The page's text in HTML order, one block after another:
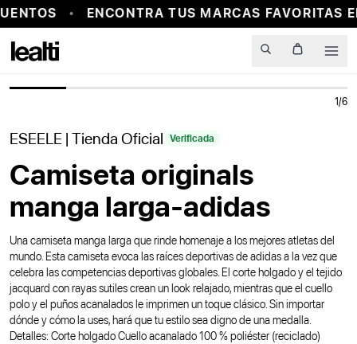
ENCONTRA TUS MARCAS FAVORITAS
PROBADOR VIRTUAL
1/6
ESEELE | Tienda Oficial Verificada
Camiseta originals
manga larga-adidas
Una camiseta manga larga que rinde homenaje a los mejores atletas del
mundo. Esta camiseta evoca las raíces deportivas de adidas a la vez que
celebra las competencias deportivas globales. El corte holgado y el tejido
jacquard con rayas sutiles crean un look relajado, mientras que el cuello
polo y el puños acanalados le imprimen un toque clásico. Sin importar
dónde y cómo la uses, hará que tu estilo sea digno de una medalla.
Detalles: Corte holgado Cuello acanalado 100 % poliéster (reciclado)